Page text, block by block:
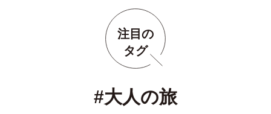
注目の
タグ
#大人の旅